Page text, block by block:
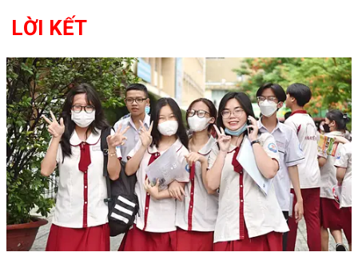
LỜI KẾT